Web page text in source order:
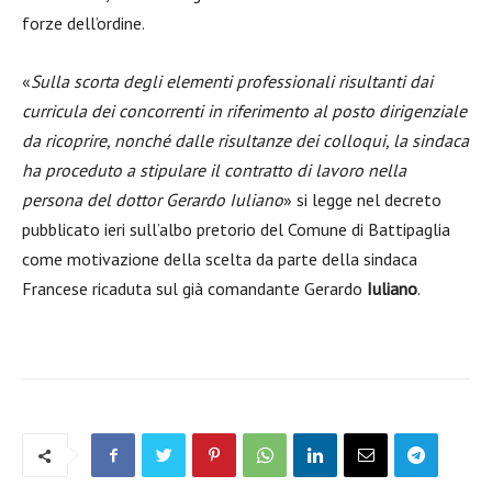
forze dell’ordine.
«Sulla scorta degli elementi professionali risultanti dai
curricula dei concorrenti in riferimento al posto dirigenziale
da ricoprire, nonché dalle risultanze dei colloqui, la sindaca
ha proceduto a stipulare il contratto di lavoro nella
persona del dottor Gerardo Iuliano» si legge nel decreto
pubblicato ieri sull’albo pretorio del Comune di Battipaglia
come motivazione della scelta da parte della sindaca
Francese ricaduta sul già comandante Gerardo Iuliano.